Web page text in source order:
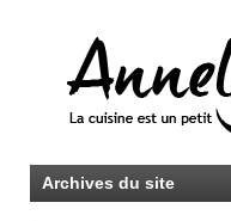
Archives du site